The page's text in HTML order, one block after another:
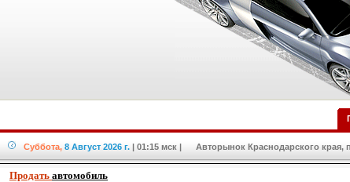
Суббота, 8 Август 2026 г. | 01:15 мск | Авторынок Краснодарского края,
Продать автомобиль